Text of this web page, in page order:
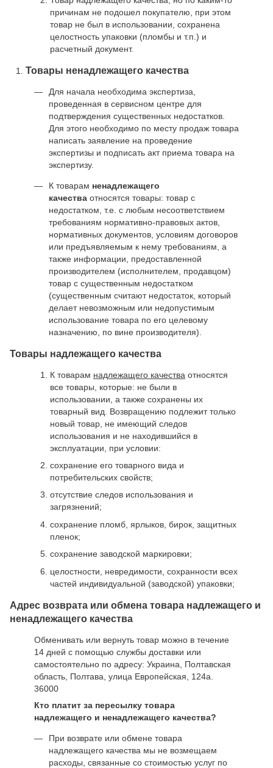
причинам не подошел покупателю, при этом
товар не был в использовании, сохранена
целостность упаковки (пломбы и т.п.) и
расчетный документ.
Товары ненадлежащего качества
Для начала необходима экспертиза,
проведенная в сервисном центре для
подтверждения существенных недостатков.
Для этого необходимо по месту продаж товара
написать заявление на проведение
экспертизы и подписать акт приема товара на
экспертизу.
К товарам ненадлежащего
качества относятся товары: товар с
недостатком, т.е. с любым несоответствием
требованиям нормативно-правовых актов,
нормативных документов, условиям договоров
или предъявляемым к нему требованиям, а
также информации, предоставленной
производителем (исполнителем, продавцом)
товар с существенным недостатком
(существенным считают недостаток, который
делает невозможным или недопустимым
использование товара по его целевому
назначению, по вине производителя).
Товары надлежащего качества
К товарам надлежащего качества относятся
все товары, которые: не были в
использовании, а также сохранены их
товарный вид. Возвращению подлежит только
новый товар, не имеющий следов
использования и не находившийся в
эксплуатации, при условии:
сохранение его товарного вида и
потребительских свойств;
отсутствие следов использования и
загрязнений;
сохранение пломб, ярлыков, бирок, защитных
пленок;
сохранение заводской маркировки;
целостности, невредимости, сохранности всех
частей индивидуальной (заводской) упаковки;
Адрес возврата или обмена товара надлежащего и
ненадлежащего качества
Обменивать или вернуть товар можно в течение
14 дней с помощью службы доставки или
самостоятельно по адресу: Украина, Полтавская
область, Полтава, улица Европейская, 124а.
36000
Кто платит за пересылку товара
надлежащего и ненадлежащего качества?
При возврате или обмене товара
надлежащего качества мы не возмещаем
расходы, связанные со стоимостью услуг по